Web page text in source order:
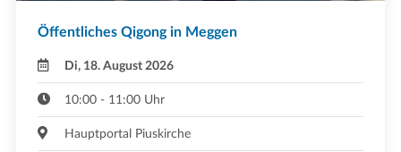
Öffentliches Qigong in Meggen
Di, 18. August 2026
10:00 - 11:00 Uhr
Hauptportal Piuskirche